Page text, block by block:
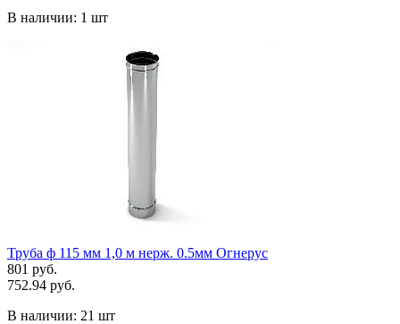
В наличии: 1 шт
Труба ф 115 мм 1,0 м нерж. 0.5мм Огнерус
801 руб.
752.94 руб.
В наличии: 21 шт